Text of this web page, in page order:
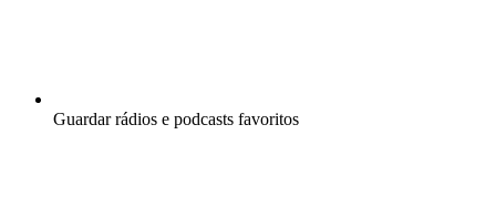
Guardar rádios e podcasts favoritos